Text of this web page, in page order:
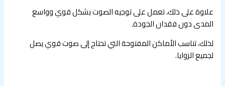
علاوة على ذلك، تعمل على توجيه الصوت بشكل قوي وواسع
المدى دون فقدان الجودة.
لذلك، تناسب الأماكن المفتوحة التي تحتاج إلى صوت قوي يصل
لجميع الزوايا.